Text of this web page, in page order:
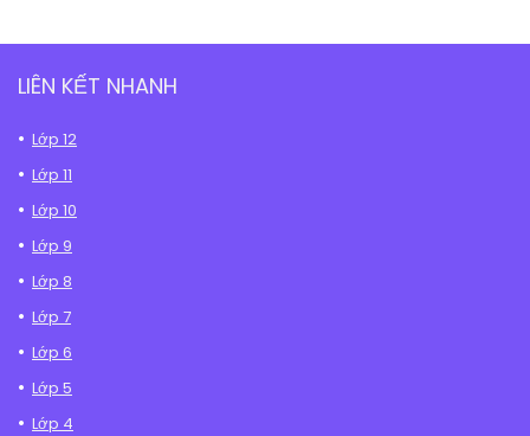
LIÊN KẾT NHANH
Lớp 12
Lớp 11
Lớp 10
Lớp 9
Lớp 8
Lớp 7
Lớp 6
Lớp 5
Lớp 4